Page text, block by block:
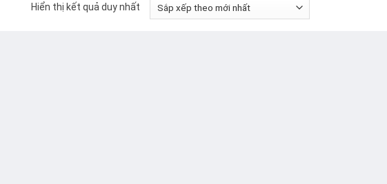
Hiển thị kết quả duy nhất